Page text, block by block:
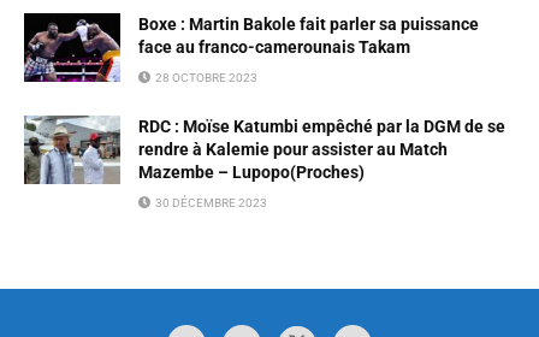
Boxe : Martin Bakole fait parler sa puissance
face au franco-camerounais Takam
28 OCTOBRE 2023
RDC : Moïse Katumbi empêché par la DGM de se
rendre à Kalemie pour assister au Match
Mazembe – Lupopo(Proches)
30 DÉCEMBRE 2023